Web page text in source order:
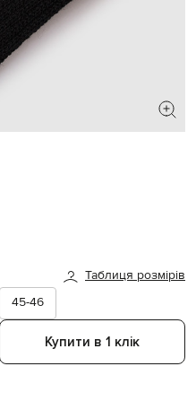
Таблиця розмірів
45-46
Купити в 1 клік